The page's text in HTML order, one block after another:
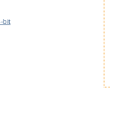
bit